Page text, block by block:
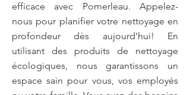
efficace avec Pomerleau. Appelez-
nous pour planifier votre nettoyage en
profondeur dès aujourd'hui! En
utilisant des produits de nettoyage
écologiques, nous garantissons un
espace sain pour vous, vos employés